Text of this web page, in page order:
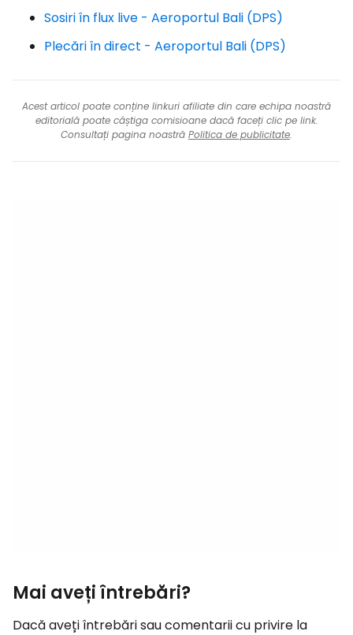
Sosiri în flux live - Aeroportul Bali (DPS)
Plecări în direct - Aeroportul Bali (DPS)
Acest articol poate conține linkuri afiliate din care echipa noastră
editorială poate câștiga comisioane dacă faceți clic pe link.
Consultați pagina noastră Politica de publicitate.
Mai aveți întrebări?
Dacă aveți întrebări sau comentarii cu privire la